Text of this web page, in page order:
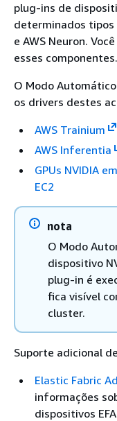
plug-ins de
determinados tipos
e AWS Neuron.
esses componentes.
O Modo
os drivers destes
AWS Trainium
AWS Inferentia
GPUs NVIDIA
EC2
nota
O Modo
dispositivo
plug-in é
fica visível
cluster.
Suporte adicional
Elastic Fabric
informações
dispositivos